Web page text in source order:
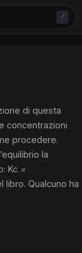
/
di questa
concentrazioni
procedere.
la
Kc =
libro. Qualcuno ha